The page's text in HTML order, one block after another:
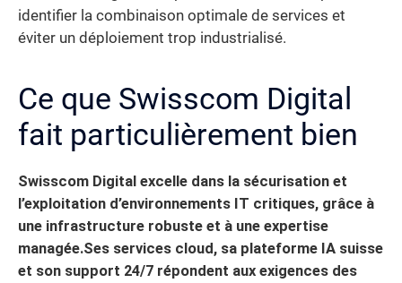
identifier la combinaison optimale de services et
éviter un déploiement trop industrialisé.
Ce que Swisscom Digital
fait particulièrement bien
Swisscom Digital excelle dans la sécurisation et
l’exploitation d’environnements IT critiques, grâce à
une infrastructure robuste et à une expertise
managée.Ses services cloud, sa plateforme IA suisse
et son support 24/7 répondent aux exigences des